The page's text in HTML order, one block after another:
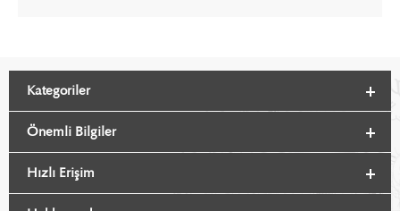
Kategoriler
Önemli Bilgiler
Hızlı Erişim